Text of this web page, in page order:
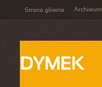
Strona główna Archiwum
DYMEK